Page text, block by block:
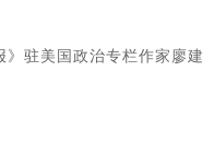
》驻美国政治专栏作家廖建